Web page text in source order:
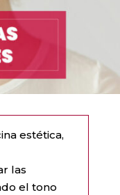
estética,
las
el tono